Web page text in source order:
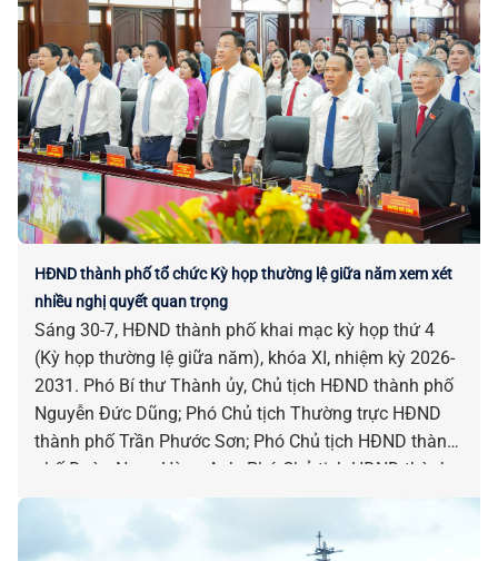
HĐND thành phố tổ chức Kỳ họp thường lệ giữa năm xem xét
nhiều nghị quyết quan trọng
Sáng 30-7, HĐND thành phố khai mạc kỳ họp thứ 4
(Kỳ họp thường lệ giữa năm), khóa XI, nhiệm kỳ 2026-
2031. Phó Bí thư Thành ủy, Chủ tịch HĐND thành phố
Nguyễn Đức Dũng; Phó Chủ tịch Thường trực HĐND
thành phố Trần Phước Sơn; Phó Chủ tịch HĐND thành
phố Đoàn Ngọc Hùng Anh; Phó Chủ tịch HĐND thành
phố Nguyễn Công Thanh chủ trì kỳ họp.